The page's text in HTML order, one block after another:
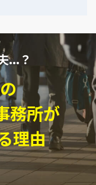
...？
務所が
理由